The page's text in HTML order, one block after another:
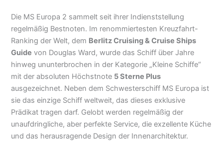
Die MS Europa 2 sammelt seit ihrer Indienststellung
regelmäßig Bestnoten. Im renommiertesten Kreuzfahrt-
Ranking der Welt, dem Berlitz Cruising & Cruise Ships
Guide von Douglas Ward, wurde das Schiff über Jahre
hinweg ununterbrochen in der Kategorie „Kleine Schiffe“
mit der absoluten Höchstnote 5 Sterne Plus
ausgezeichnet. Neben dem Schwesterschiff MS Europa ist
sie das einzige Schiff weltweit, das dieses exklusive
Prädikat tragen darf. Gelobt werden regelmäßig der
unaufdringliche, aber perfekte Service, die exzellente Küche
und das herausragende Design der Innenarchitektur.